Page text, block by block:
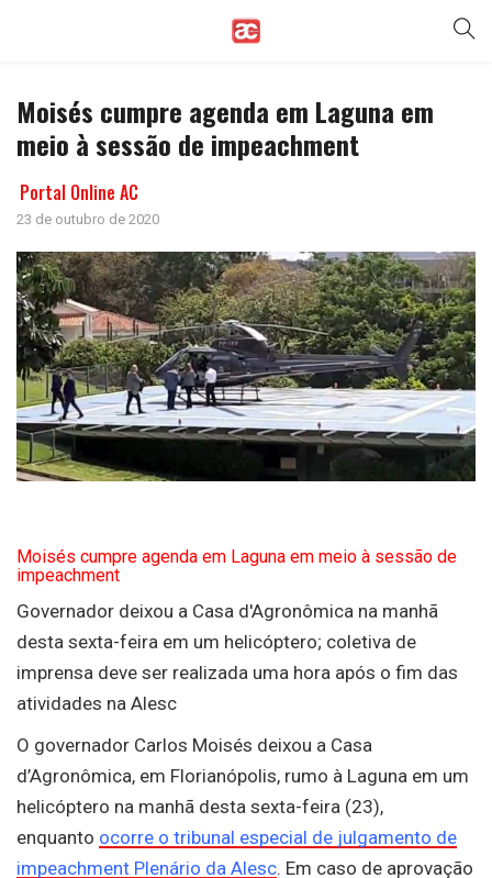
Moisés cumpre agenda em Laguna em
meio à sessão de impeachment
Portal Online AC
23 de outubro de 2020
Moisés cumpre agenda em Laguna em meio à sessão de
impeachment
Governador deixou a Casa d'Agronômica na manhã
desta sexta-feira em um helicóptero; coletiva de
imprensa deve ser realizada uma hora após o fim das
atividades na Alesc
O governador Carlos Moisés deixou a Casa
d’Agronômica, em Florianópolis, rumo à Laguna em um
helicóptero na manhã desta sexta-feira (23),
enquanto ocorre o tribunal especial de julgamento de
impeachment Plenário da Alesc. Em caso de aprovação